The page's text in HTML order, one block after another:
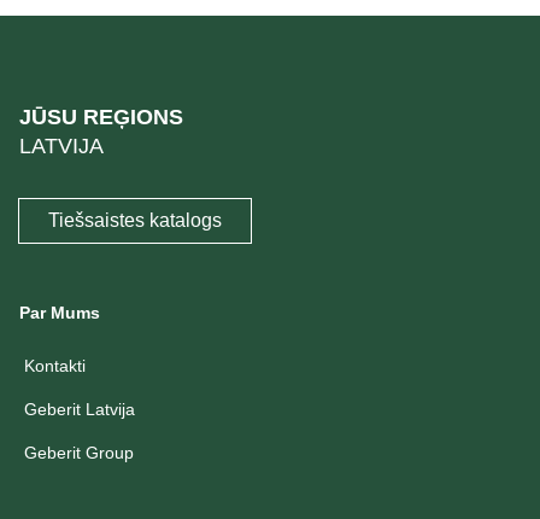
JŪSU REĢIONS
LATVIJA
Tiešsaistes katalogs
Par Mums
Kontakti
Geberit Latvija
Geberit Group